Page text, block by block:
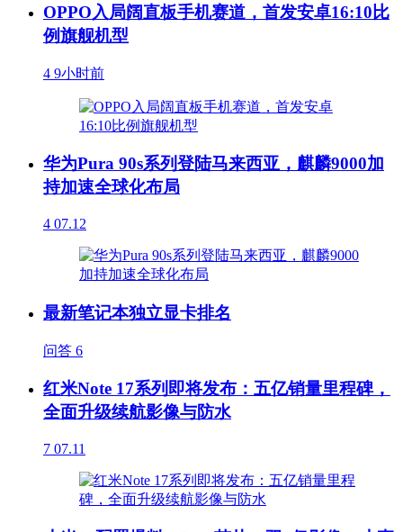
OPPO入局阔直板手机赛道，首发安卓16:10比
例旗舰机型
4 9小时前
华为Pura 90s系列登陆马来西亚，麒麟9000加
持加速全球化布局
4 07.12
最新笔记本独立显卡排名
问答 6
红米Note 17系列即将发布：五亿销量里程碑，
全面升级续航影像与防水
7 07.11